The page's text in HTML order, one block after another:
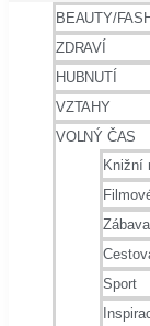
BEAUTY/
ZDRAVÍ
HUBNUTÍ
VZTAHY
VOLNÝ ČAS
Knižní
Sport